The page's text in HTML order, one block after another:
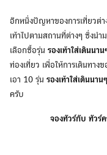
อีกหนึ่งปัญหาของการเที่ยวต่า
เท้าไปตามสถานที่ต่างๆ ซึ่งน
เลือกซื้อรุ่น รองเท้าใส่เดินนาน
ท่องเที่ยว เพื่อให้การเดินทา
เอา 10 รุ่น รองเท้าใส่เดินนานๆ
ครับ
จองทัวร์กับ ทัวร์